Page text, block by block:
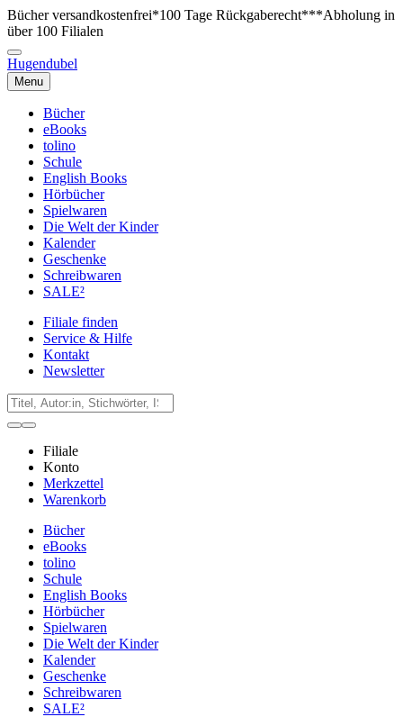
Bücher versandkostenfrei*100 Tage Rückgaberecht***Abholung in
über 100 Filialen
Hugendubel
Menu
Bücher
eBooks
tolino
Schule
English Books
Hörbücher
Spielwaren
Die Welt der Kinder
Kalender
Geschenke
Schreibwaren
SALE²
Filiale finden
Service & Hilfe
Kontakt
Newsletter
Filiale
Konto
Merkzettel
Warenkorb
Bücher
eBooks
tolino
Schule
English Books
Hörbücher
Spielwaren
Die Welt der Kinder
Kalender
Geschenke
Schreibwaren
SALE²